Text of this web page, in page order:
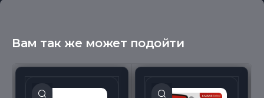
Вам так же может подойти